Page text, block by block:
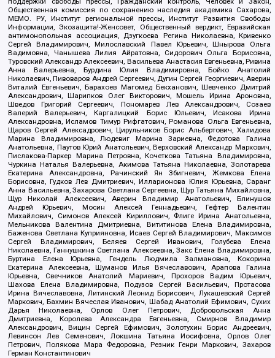
Общественная комиссия по сохранению наследия академика Сахарова,
МЕМО. РУ, Институт региональной прессы, Институт Развития Свободы
Информации, Экозащита!-Женсовет, Общественный вердикт, Евразийская
антимонопольная ассоциация, Дзугкоева Регина Николаевна, Кривенко
Сергей Владимирович, Милославский Павел Юрьевич, Шнырова Ольга
Вадимовна, Чанышева Лилия Айратовна, Сидорович Ольга Борисовна,
Туровский Александр Алексеевич, Васильева Анастасия Евгеньевна, Ривина
Анна Валерьевна, Бурдина Юлия Владимировна, Бойко Анатолий
Николаевич, Пивоваров Андрей Сергеевич, Дугин Сергей Георгиевич, Аверин
Виталий Евгеньевич, Барахоев Магомед Бекханович, Шевченко Дмитрий
Александрович, Шарипков Олег Викторович, Мошель Ирина Ароновна,
Шведов Григорий Сергеевич, Пономарев Лев Александрович, Созаев
Валерий Валерьевич, Каргалицкий Борис Юльевич, Исакова Ирина
Александровна, Исламов Тимур Рифгатович, Романова Ольга Евгеньевна,
Щаров Сергей Алексадрович, Цирульников Борис Альбертович, Халидова
Марина Владимировна, Людевиг Марина Зариевна, Федотова Галина
Анатольевна, Паутов Юрий Анатольевич, Верховский Александр Маркович,
Пислакова-Паркер Марина Петровна, Кочеткова Татьяна Владимировна,
Чуркина Наталья Валерьевна, Акимова Татьяна Николаевна, Золотарева
Екатерина Александровна, Рачинский Ян Збигневич, Жемкова Елена
Борисовна, Гудков Лев Дмитриевич, Илларионова Юлия Юрьевна, Саранг
Анна Васильевна, Захарова Светлана Сергеевна, Щур Татьяна Михайловна,
Щур Николай Алексеевич, Аверин Владимир Анатольевич, Блинушов
Андрей Юрьевич, Мосин Алексей Геннадьевич, Гефтер Валентин
Михайлович, Симонов Алексей Кириллович, Флиге Ирина Анатольевна,
Мельникова Валентина Дмитриевна, Вититинова Елена Владимировна,
Баженова Светлана Куприяновна, Исаев Сергей Владимирович, Максимов
Сергей Владимирович, Беляев Сергей Иванович, Голубева Елена
Николаевна, Ганнушкина Светлана Алексеевна, Закс Елена Владимировна,
Буртина Елена Юрьевна, Гендель Людмила Залмановна, Кокорина
Екатерина Алексеевна, Шуманов Илья Вячеславович, Арапова Галина
Юрьевна, Свечников Анатолий Мариевич, Прохоров Вадим Юрьевич,
Шахова Елена Владимировна, Подузов Сергей Васильевич, Протасова
Ирина Вячеславовна, Литинский Леонид Борисович, Лукашевский Сергей
Маркович, Бахмин Вячеслав Иванович, Шабад Анатолий Ефимович, Сухих
Дарья Николаевна, Орлов Олег Петрович, Добровольская Анна
Дмитриевна, Королева Александра Евгеньевна, Смирнов Владимир
Александрович, Вицин Сергей Ефимович, Золотухин Борис Андреевич,
Левинсон Лев Семенович, Локшина Татьяна Иосифовна, Орлов Олег
Петрович, Полякова Мара Федоровна, Резник Генри Маркович, Захаров
Герман Константинович